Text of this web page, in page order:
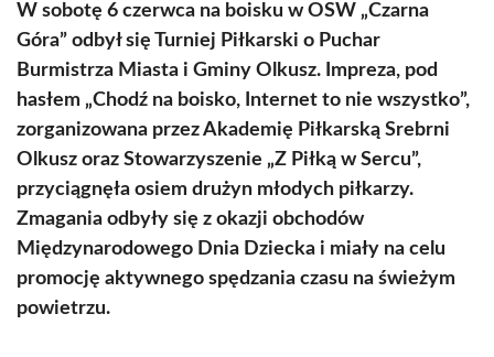
W sobotę 6 czerwca na boisku w OSW „Czarna
Góra” odbył się Turniej Piłkarski o Puchar
Burmistrza Miasta i Gminy Olkusz. Impreza, pod
hasłem „Chodź na boisko, Internet to nie wszystko”,
zorganizowana przez Akademię Piłkarską Srebrni
Olkusz oraz Stowarzyszenie „Z Piłką w Sercu”,
przyciągnęła osiem drużyn młodych piłkarzy.
Zmagania odbyły się z okazji obchodów
Międzynarodowego Dnia Dziecka i miały na celu
promocję aktywnego spędzania czasu na świeżym
powietrzu.